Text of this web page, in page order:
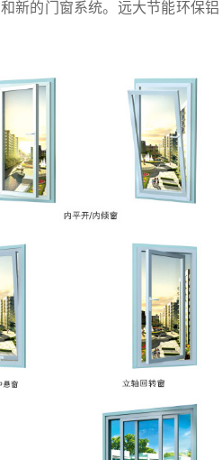
新的门窗系统。远大节能环保铝